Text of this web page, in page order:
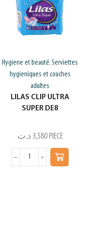
Hygiene et beauté,Serviettes
hygieniques et couches
adultes
LILAS CLIP ULTRA
SUPER DE8
3,580 د.ت PIECE